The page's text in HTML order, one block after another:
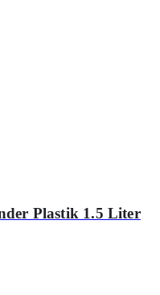
Plastik 1.5 Liter